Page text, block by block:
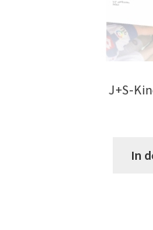
J+S-
In